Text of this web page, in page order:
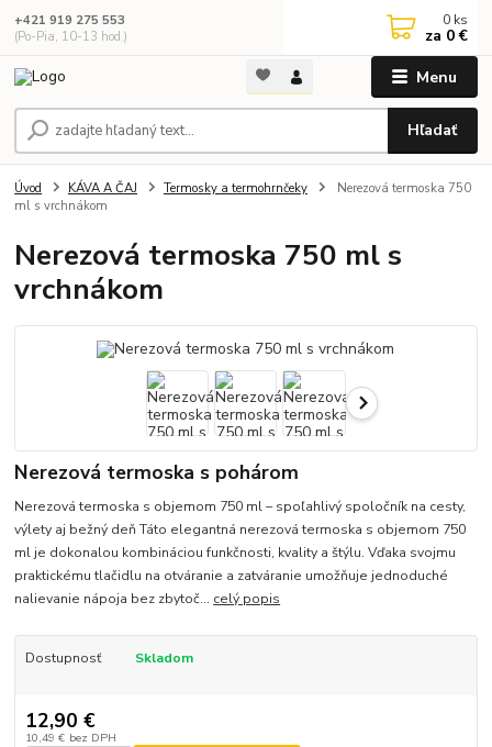
Menu
Hľadať
+421 919 275 553
(Po-Pia, 10-13 hod.)
0 ks
za 0 €
Úvod KÁVA A ČAJ Termosky a termohrnčeky
Nerezová termoska 750
ml s vrchnákom
Nerezová termoska 750 ml s
vrchnákom
Nerezová termoska s pohárom
Nerezová termoska s objemom 750 ml – spoľahlivý spoločník na cesty,
výlety aj bežný deň Táto elegantná nerezová termoska s objemom 750
ml je dokonalou kombináciou funkčnosti, kvality a štýlu. Vďaka svojmu
praktickému tlačidlu na otváranie a zatváranie umožňuje jednoduché
nalievanie nápoja bez zbytoč... celý popis
Dostupnosť Skladom
12,90 €
10,49 € bez DPH